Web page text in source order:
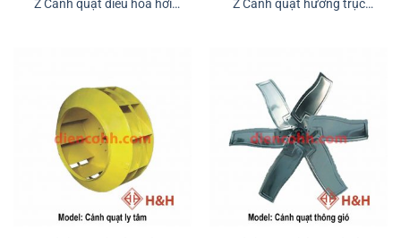
Z Cánh quạt điều hòa hơi
Z Cánh quạt hướng trục